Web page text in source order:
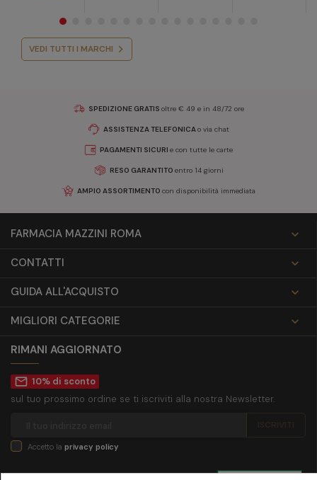
VEDI TUTTI I MARCHI
SPEDIZIONE GRATIS oltre € 49 e in 48/72 ore
ASSISTENZA TELEFONICAo via chat
PAGAMENTI SICURI e con tutte le carte
RESO GARANTITO entro 14 giorni
AMPIO ASSORTIMENTO con disponibilità immediata
FARMACIA MAZZINI ROMA

CONTATTI

GUIDA ALL'ACQUISTO

MIGLIORI CATEGORIE

RIMANI AGGIORNATO
mail_outline 10% di sconto
sul tuo prossimo ordine se ti iscriviti alla nostra Newsletter.
Accetto la privacy policy